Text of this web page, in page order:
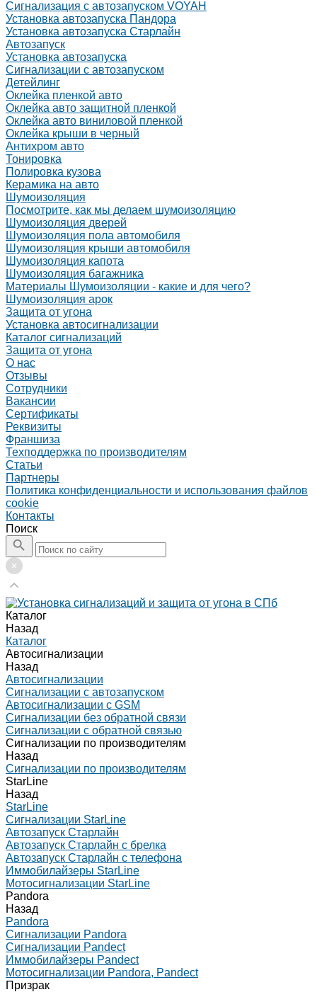
Сигнализация с автозапуском VOYAH
Установка автозапуска Пандора
Установка автозапуска Старлайн
Автозапуск
Установка автозапуска
Сигнализации с автозапуском
Детейлинг
Оклейка пленкой авто
Оклейка авто защитной пленкой
Оклейка авто виниловой пленкой
Оклейка крыши в черный
Антихром авто
Тонировка
Полировка кузова
Керамика на авто
Шумоизоляция
Посмотрите, как мы делаем шумоизоляцию
Шумоизоляция дверей
Шумоизоляция пола автомобиля
Шумоизоляция крыши автомобиля
Шумоизоляция капота
Шумоизоляция багажника
Материалы Шумоизоляции - какие и для чего?
Шумоизоляция арок
Защита от угона
Установка автосигнализации
Каталог сигнализаций
Защита от угона
О нас
Отзывы
Сотрудники
Вакансии
Сертификаты
Реквизиты
Франшиза
Техподдержка по производителям
Статьи
Партнеры
Политика конфиденциальности и использования файлов
cookie
Контакты
Поиск
Каталог
Назад
Каталог
Автосигнализации
Назад
Автосигнализации
Сигнализации с автозапуском
Автосигнализации с GSM
Сигнализации без обратной связи
Сигнализации с обратной связью
Сигнализации по производителям
Назад
Сигнализации по производителям
StarLine
Назад
StarLine
Сигнализации StarLine
Автозапуск Старлайн
Автозапуск Старлайн с брелка
Автозапуск Старлайн с телефона
Иммобилайзеры StarLine
Мотосигнализации StarLine
Pandora
Назад
Pandora
Сигнализации Pandora
Сигнализации Pandect
Иммобилайзеры Pandect
Мотосигнализации Pandora, Pandect
Призрак